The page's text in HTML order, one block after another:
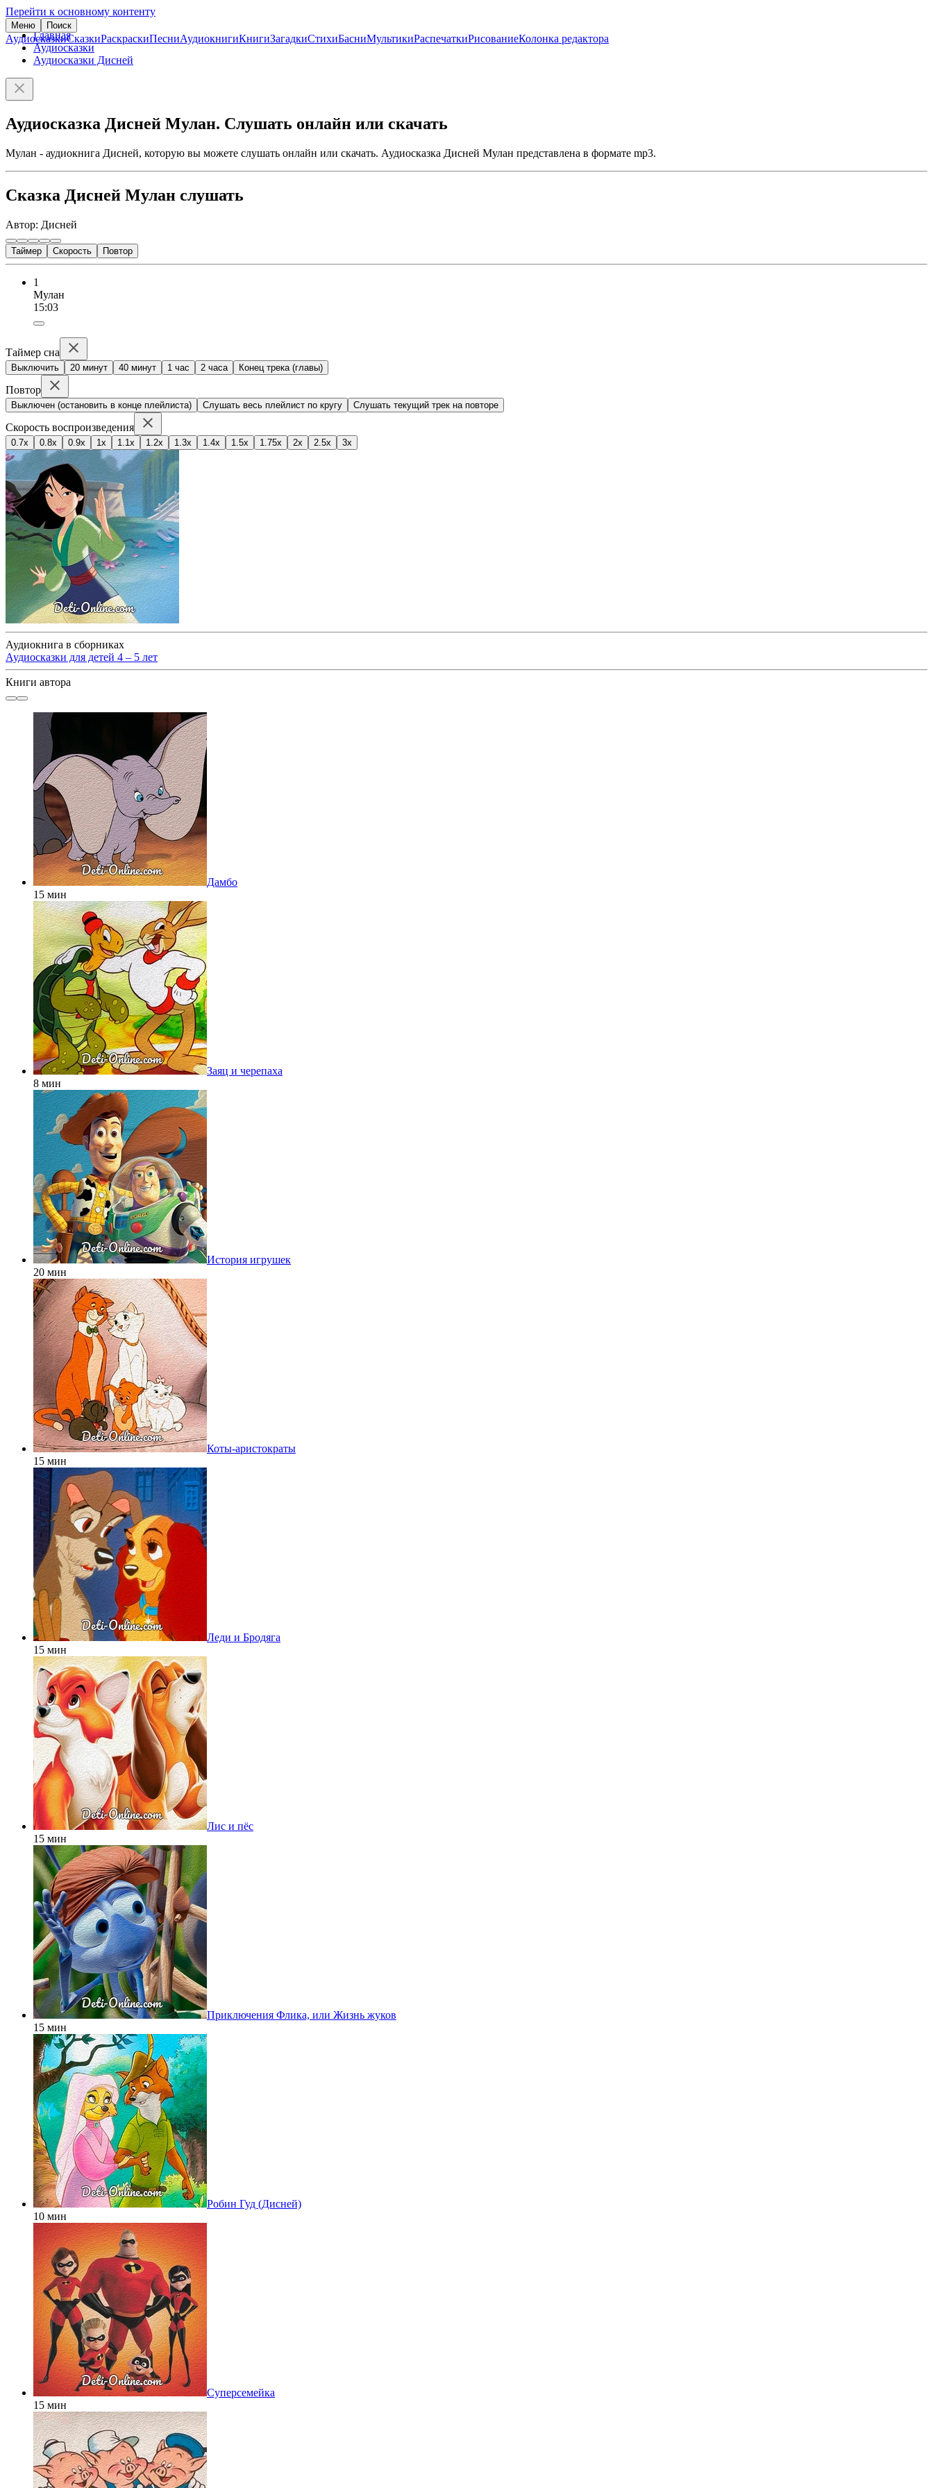
Перейти к основному контенту
Меню Поиск
АудиосказкиСказкиРаскраскиПесниАудиокнигиКнигиЗагадкиСтихиБасниМультикиРаспечаткиРисованиеКолонка редактора
Главная
Аудиосказки
Аудиосказки Дисней
Аудиосказка Дисней Мулан. Слушать онлайн или скачать
Мулан - аудиокнига Дисней, которую вы можете слушать онлайн или скачать. Аудиосказка Дисней Мулан представлена в формате mp3.
Сказка Дисней Мулан слушать
Автор: Дисней
Таймер Скорость Повтор
1
Мулан
15:03
Таймер сна
Выключить 20 минут 40 минут 1 час 2 часа Конец трека (главы)
Повтор
Выключен (остановить в конце плейлиста) Слушать весь плейлист по кругу Слушать текущий трек на повторе
Скорость воспроизведения
0.7x 0.8x 0.9x 1x 1.1x 1.2x 1.3x 1.4x 1.5x 1.75x 2x 2.5x 3x
Аудиокнига в сборниках
Аудиосказки для детей 4 – 5 лет
Книги автора
Дамбо
15 мин
Заяц и черепаха
8 мин
История игрушек
20 мин
Коты-аристократы
15 мин
Леди и Бродяга
15 мин
Лис и пёс
15 мин
Приключения Флика, или Жизнь жуков
15 мин
Робин Гуд (Дисней)
10 мин
Суперсемейка
15 мин